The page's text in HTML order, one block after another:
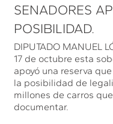
SENADORES
POSIBILIDAD.
DIPUTADO MANUEL
17 de octubre esta
apoyó una reserva
la posibilidad de
millones de carros
documentar.